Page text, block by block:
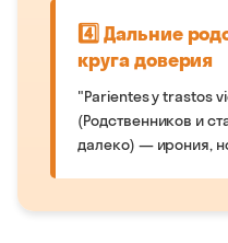
4️⃣ Дальние
круга доверия
"Parientes y trastos
(Родственников и
далеко) — ирония,